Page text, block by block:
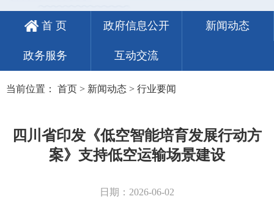
首 页 政府信息公开 新闻动态
政务服务 互动交流
当前位置： 首页 > 新闻动态 > 行业要闻
四川省印发《低空智能培育发展行动方
案》支持低空运输场景建设
日期：2026-06-02